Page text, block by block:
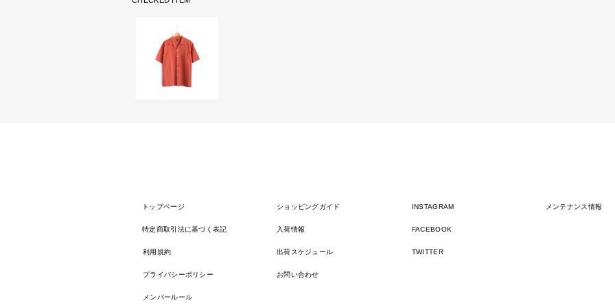
トップページ
特定商取引法に基づく表記
利用規約
プライバシーポリシー
メンバールール
ショッピングガイド
入荷情報
出荷スケジュール
お問い合わせ
INSTAGRAM
FACEBOOK
TWITTER
メンテナンス情報